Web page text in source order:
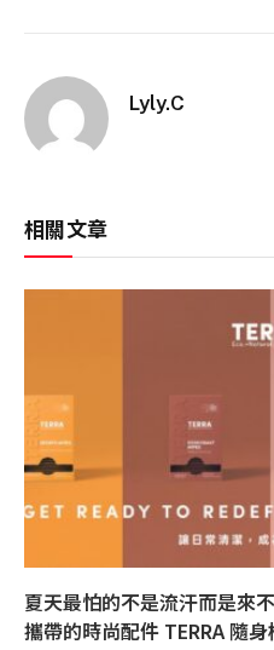
Lyly.C
相關文章
夏天最怕的不是流汗而是來
攜帶的時尚配件 TERRA 隨